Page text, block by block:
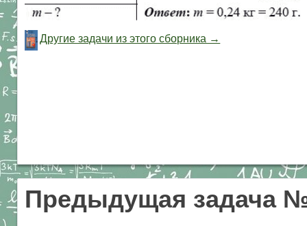
Другие задачи из этого сборника →
Предыдущая задача